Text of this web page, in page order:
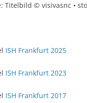
Titelbild © visivasnc •
ISH Frankfurt 2025
ISH Frankfurt 2023
ISH Frankfurt 2017